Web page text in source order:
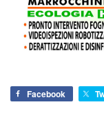
Facebook